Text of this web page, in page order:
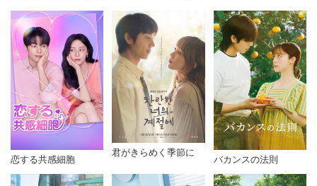
恋する共感細胞
君がきらめく季節に
バカンスの法則